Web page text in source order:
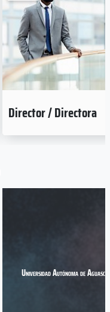
Director / Directora
Universidad Autónoma de